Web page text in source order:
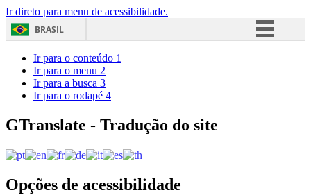
Ir direto para menu de acessibilidade.
BRASIL
Acesso à informação
Ir para o conteúdo 1
Ir para o menu 2
Ir para a busca 3
Ir para o rodapé 4
GTranslate - Tradução do site
Opções de acessibilidade